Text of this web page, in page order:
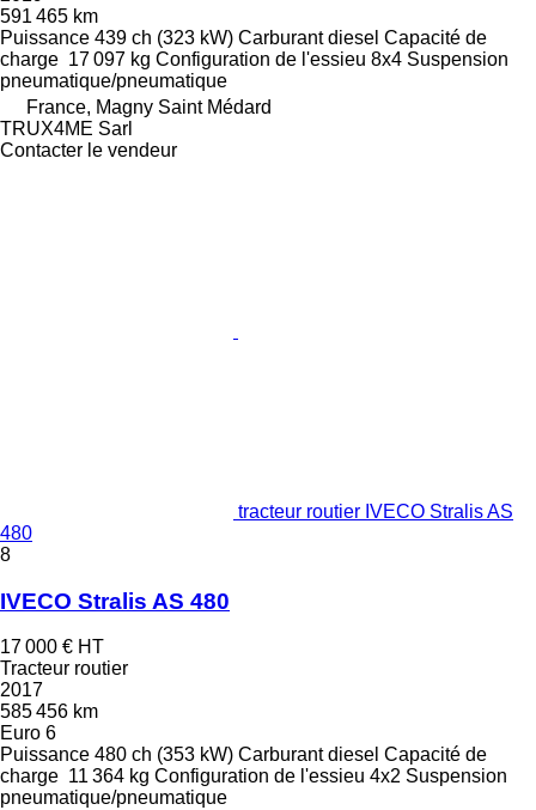
591 465 km
Puissance 439 ch (323 kW) Carburant diesel Capacité de
charge 17 097 kg Configuration de l'essieu 8x4 Suspension
pneumatique/pneumatique
France, Magny Saint Médard
TRUX4ME Sarl
Contacter le vendeur
tracteur routier IVECO Stralis AS
480
8
IVECO Stralis AS 480
17 000 € HT
Tracteur routier
2017
585 456 km
Euro 6
Puissance 480 ch (353 kW) Carburant diesel Capacité de
charge 11 364 kg Configuration de l'essieu 4x2 Suspension
pneumatique/pneumatique